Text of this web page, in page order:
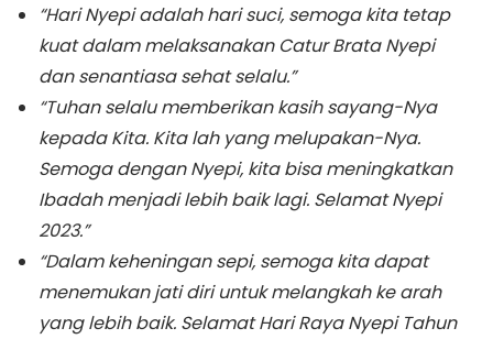
“Hari Nyepi adalah hari suci, semoga kita tetap
kuat dalam melaksanakan Catur Brata Nyepi
dan senantiasa sehat selalu.”
“Tuhan selalu memberikan kasih sayang-Nya
kepada Kita. Kita lah yang melupakan-Nya.
Semoga dengan Nyepi, kita bisa meningkatkan
Ibadah menjadi lebih baik lagi. Selamat Nyepi
2023.”
“Dalam keheningan sepi, semoga kita dapat
menemukan jati diri untuk melangkah ke arah
yang lebih baik. Selamat Hari Raya Nyepi Tahun